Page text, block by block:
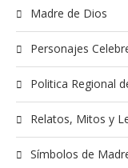
Madre de Dios
Personajes
Politica Regional
Relatos, Mitos y
Símbolos de